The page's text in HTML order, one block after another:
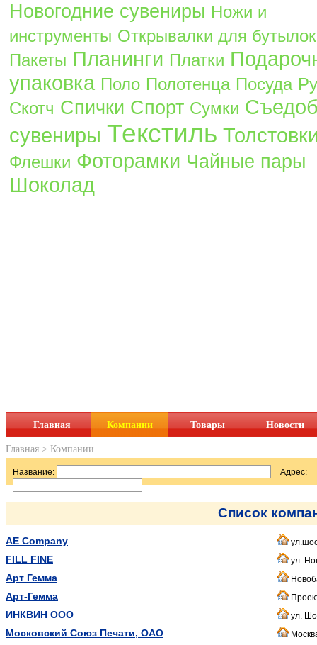
Новогодние сувениры Ножи и
инструменты Открывалки для бутылок
Пакеты Планинги Платки
упаковка Поло Полотенца Посуда
Скотч Спички Спорт Сумки
сувениры Текстиль
Флешки Фоторамки Чайные пары
Шоколад
Главная Компании Товары Новости
Главная > Компании
Название: Адрес:
Список
AE Company
FILL FINE ул.
Арт Гемма
Арт-Гемма
ИНКВИН ООО ул.
Московский Союз Печати, ОАО